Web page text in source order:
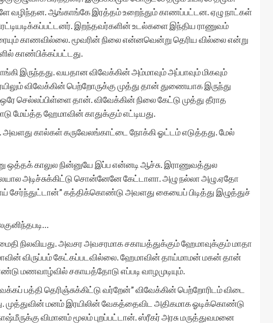
வழிந்தன. ஆங்காங்கே இரத்தம் உறைந்தும் காணப்பட்டன. ஏழு நாட்கள்
இறந்தவர்களின் உடல்களை இந்திய ராணுவம்
காணவில்லை. மூவரின் நிலை என்னவென்று தெரிய வில்லை என்று
காண்பிக்கப்பட்டது.
இருந்தது. வயதான விவேக்கின் அம்மாவும் அப்பாவும் மிகவும்
விவேக்கின் பெற்றோருக்கு முத்து தான் துணையாக இருந்து
செல்லப்பிள்ளை தான். விவேக்கின் நிலை கேட்டு முத்து தீராத
மேய்த்த ஹேமாவின் காதுக்கும் எட்டியது.
கால்கள் கருவேலங்காட்டை நோக்கி ஓட்டம் எடுத்தது. மேல்
ஒத்தக் காலுல நின்னுயே இப்ப என்னடி ஆச்சு. இராணுவத்துல
அடிச்சுக்கிட்டு சொன்னேனே கேட்டாளா. அழு நல்லா அழு.ஏதோ
கத்திக்கொண்டு அவளது கையைப் பிடித்து இழுத்துச்
நிலவியது. அவசர அவசரமாக சகாயத்துக்கும் ஹேமாவுக்கும் மாதா
விருப்பம் கேட்கப்படவில்லை. ஹேமாவின் தாய்மாமன் மகன் தான்
மணவாழ்வில் சகாயத்தோடு எப்படி வாழமுடியும்.
பத்தி தெரிஞ்சுக்கிட்டு வர்றேன்” விவேக்கின் பெற்றோரிடம் விடை
முத்துவின் மனம் இரயிலின் வேகத்தைவிட அதிகமாக ஓடிக்கொண்டு
விமானம் மூலம் புறப்பட்டான். ஸ்ரீகர் அரசு மருத்துவமனை
இவள் பாரதி